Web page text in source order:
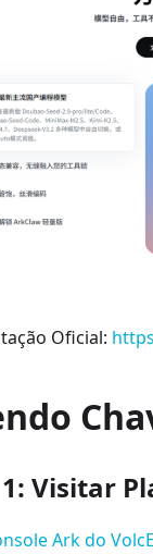
Oficial:
1: Visitar
Ark do